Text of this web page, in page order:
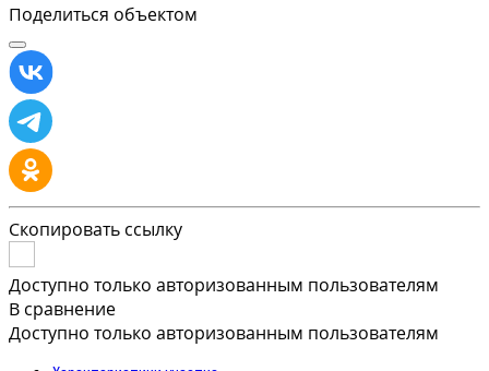
Поделиться объектом
Скопировать ссылку
Доступно только авторизованным пользователям
В сравнение
Доступно только авторизованным пользователям